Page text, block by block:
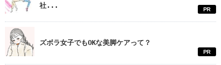
社...
PR
ズボラ女子でもOKな美脚ケアって？
PR